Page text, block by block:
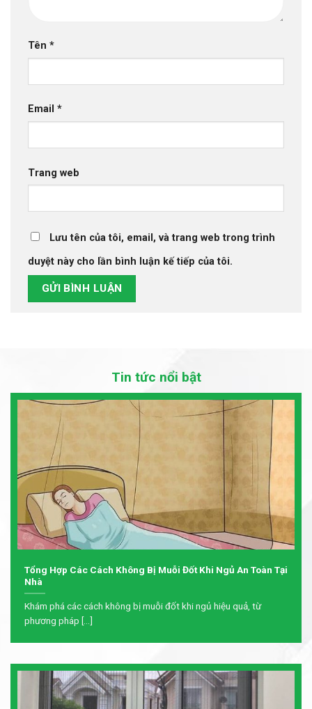
Tên *
Email *
Trang web
Lưu tên của tôi, email, và trang web trong trình
duyệt này cho lần bình luận kế tiếp của tôi.
Tin tức nổi bật
Tổng Hợp Các Cách Không Bị Muỗi Đốt Khi Ngủ An Toàn Tại
Nhà
Khám phá các cách không bị muỗi đốt khi ngủ hiệu quả, từ
phương pháp [...]